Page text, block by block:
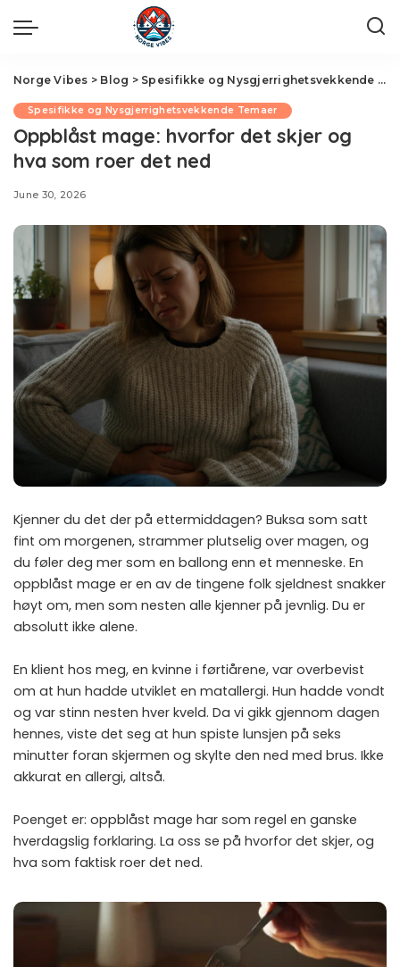
Norge Vibes > Blog > Spesifikke og Nysgjerrighetsvekkende Temaer
Spesifikke og Nysgjerrighetsvekkende Temaer
Oppblåst mage: hvorfor det skjer og
hva som roer det ned
June 30, 2026
Kjenner du det der på ettermiddagen? Buksa som satt
fint om morgenen, strammer plutselig over magen, og
du føler deg mer som en ballong enn et menneske. En
oppblåst mage er en av de tingene folk sjeldnest snakker
høyt om, men som nesten alle kjenner på jevnlig. Du er
absolutt ikke alene.
En klient hos meg, en kvinne i førtiårene, var overbevist
om at hun hadde utviklet en matallergi. Hun hadde vondt
og var stinn nesten hver kveld. Da vi gikk gjennom dagen
hennes, viste det seg at hun spiste lunsjen på seks
minutter foran skjermen og skylte den ned med brus. Ikke
akkurat en allergi, altså.
Poenget er: oppblåst mage har som regel en ganske
hverdagslig forklaring. La oss se på hvorfor det skjer, og
hva som faktisk roer det ned.